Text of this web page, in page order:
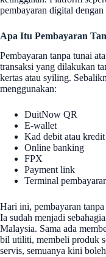
pembayaran digital
Apa Itu Pembayaran
Pembayaran tanpa tunai
transaksi yang dilakukan
kertas atau syiling.
menggunakan:
DuitNow QR
E-wallet
Kad debit atau kredit
Online banking
FPX
Payment link
Terminal
Hari ini, pembayaran
Ia sudah menjadi
Malaysia. Sama ada
bil utiliti, membeli produk
servis, semuanya kini